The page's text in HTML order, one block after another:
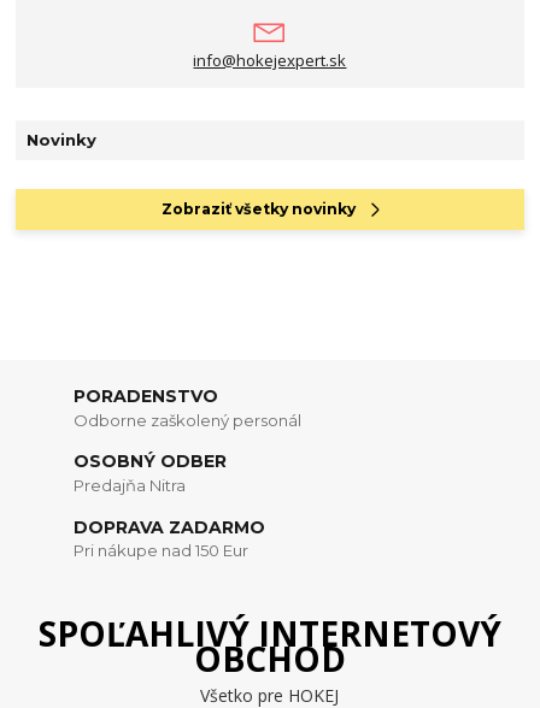
info@hokejexpert.sk
Novinky
Zobraziť všetky novinky
PORADENSTVO
Odborne zaškolený personál
OSOBNÝ ODBER
Predajňa Nitra
DOPRAVA ZADARMO
Pri nákupe nad 150 Eur
SPOĽAHLIVÝ INTERNETOVÝ
OBCHOD
Všetko pre HOKEJ